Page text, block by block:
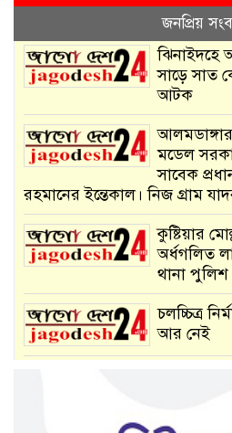
জনপ্রিয়
ঝিনাইদহে
সাড়ে সাত
আটক
আলমডাঙ্গার
মডেল
সাবেক
রহমানের ইন্তেকাল। নিজ গ্রাম
কুষ্টিয়ার
অর্ধগলিত
থানা পুলিশ
চলচ্চিত্র
আর নেই
শতবর্ষী